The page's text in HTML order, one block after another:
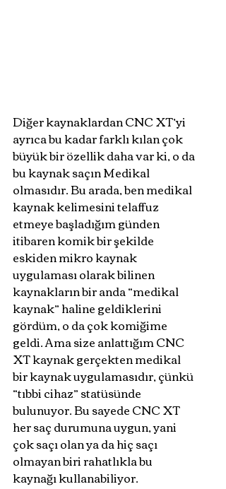
Diğer kaynaklardan CNC XT’yi
ayrıca bu kadar farklı kılan çok
büyük bir özellik daha var ki, o da
bu kaynak saçın Medikal
olmasıdır. Bu arada, ben medikal
kaynak kelimesini telaffuz
etmeye başladığım günden
itibaren komik bir şekilde
eskiden mikro kaynak
uygulaması olarak bilinen
kaynakların bir anda “medikal
kaynak” haline geldiklerini
gördüm, o da çok komiğime
geldi. Ama size anlattığım CNC
XT kaynak gerçekten medikal
bir kaynak uygulamasıdır, çünkü
“tıbbi cihaz” statüsünde
bulunuyor. Bu sayede CNC XT
her saç durumuna uygun, yani
çok saçı olan ya da hiç saçı
olmayan biri rahatlıkla bu
kaynağı kullanabiliyor.